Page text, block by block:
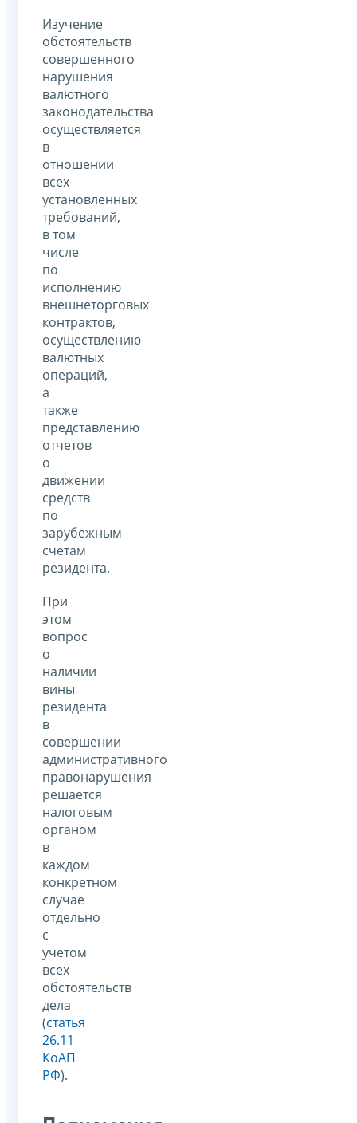
Изучение
обстоятельств
совершенного
нарушения
валютного
законодательства
осуществляется
в
отношении
всех
установленных
требований,
в том
числе
по
исполнению
внешнеторговых
контрактов,
осуществлению
валютных
операций,
а
также
представлению
отчетов
о
движении
средств
по
зарубежным
счетам
резидента.
При
этом
вопрос
о
наличии
вины
резидента
в
совершении
административного
правонарушения
решается
налоговым
органом
в
каждом
конкретном
случае
отдельно
с
учетом
всех
обстоятельств
дела
(статья
26.11
КоАП
РФ).